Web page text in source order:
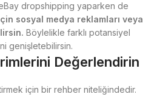
dropshipping yaparken de
sosyal medya reklamları veya
Böylelikle farklı potansiyel
genişletebilirsin.
Değerlendirin
için bir rehber niteliğindedir.